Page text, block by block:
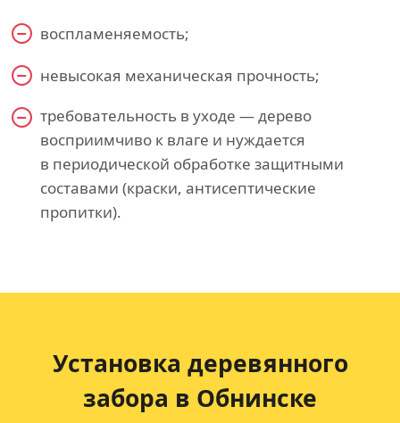
воспламеняемость;
невысокая механическая прочность;
требовательность в уходе — дерево
восприимчиво к влаге и нуждается
в периодической обработке защитными
составами (краски, антисептические
пропитки).
Установка деревянного
забора в Обнинске